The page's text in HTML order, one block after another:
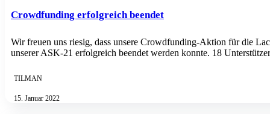
Crowdfunding erfolgreich beendet
Wir freuen uns riesig, dass unsere Crowdfunding-Aktion für die
unserer ASK-21 erfolgreich beendet werden konnte. 18
TILMAN
15. Januar 2022